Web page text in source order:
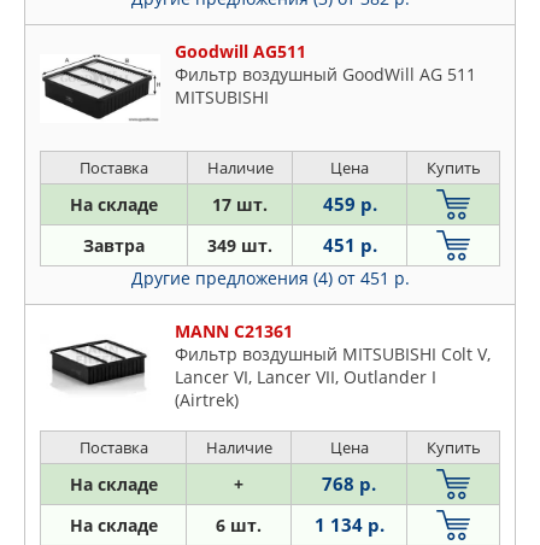
MFILTER
PATRON
PURFLUX
STELLOX
Goodwill AG511
Фильтр воздушный GoodWill AG 511
MITSUBISHI
Поставка Наличие Цена Купить
На складе 17 шт. 459 р.
Завтра 349 шт. 451 р.
Другие предложения (4) от 451 р.
MANN C21361
Фильтр воздушный MITSUBISHI Colt V,
Lancer VI, Lancer VII, Outlander I
(Airtrek)
Поставка Наличие Цена Купить
На складе + 768 р.
На складе 6 шт. 1 134 р.